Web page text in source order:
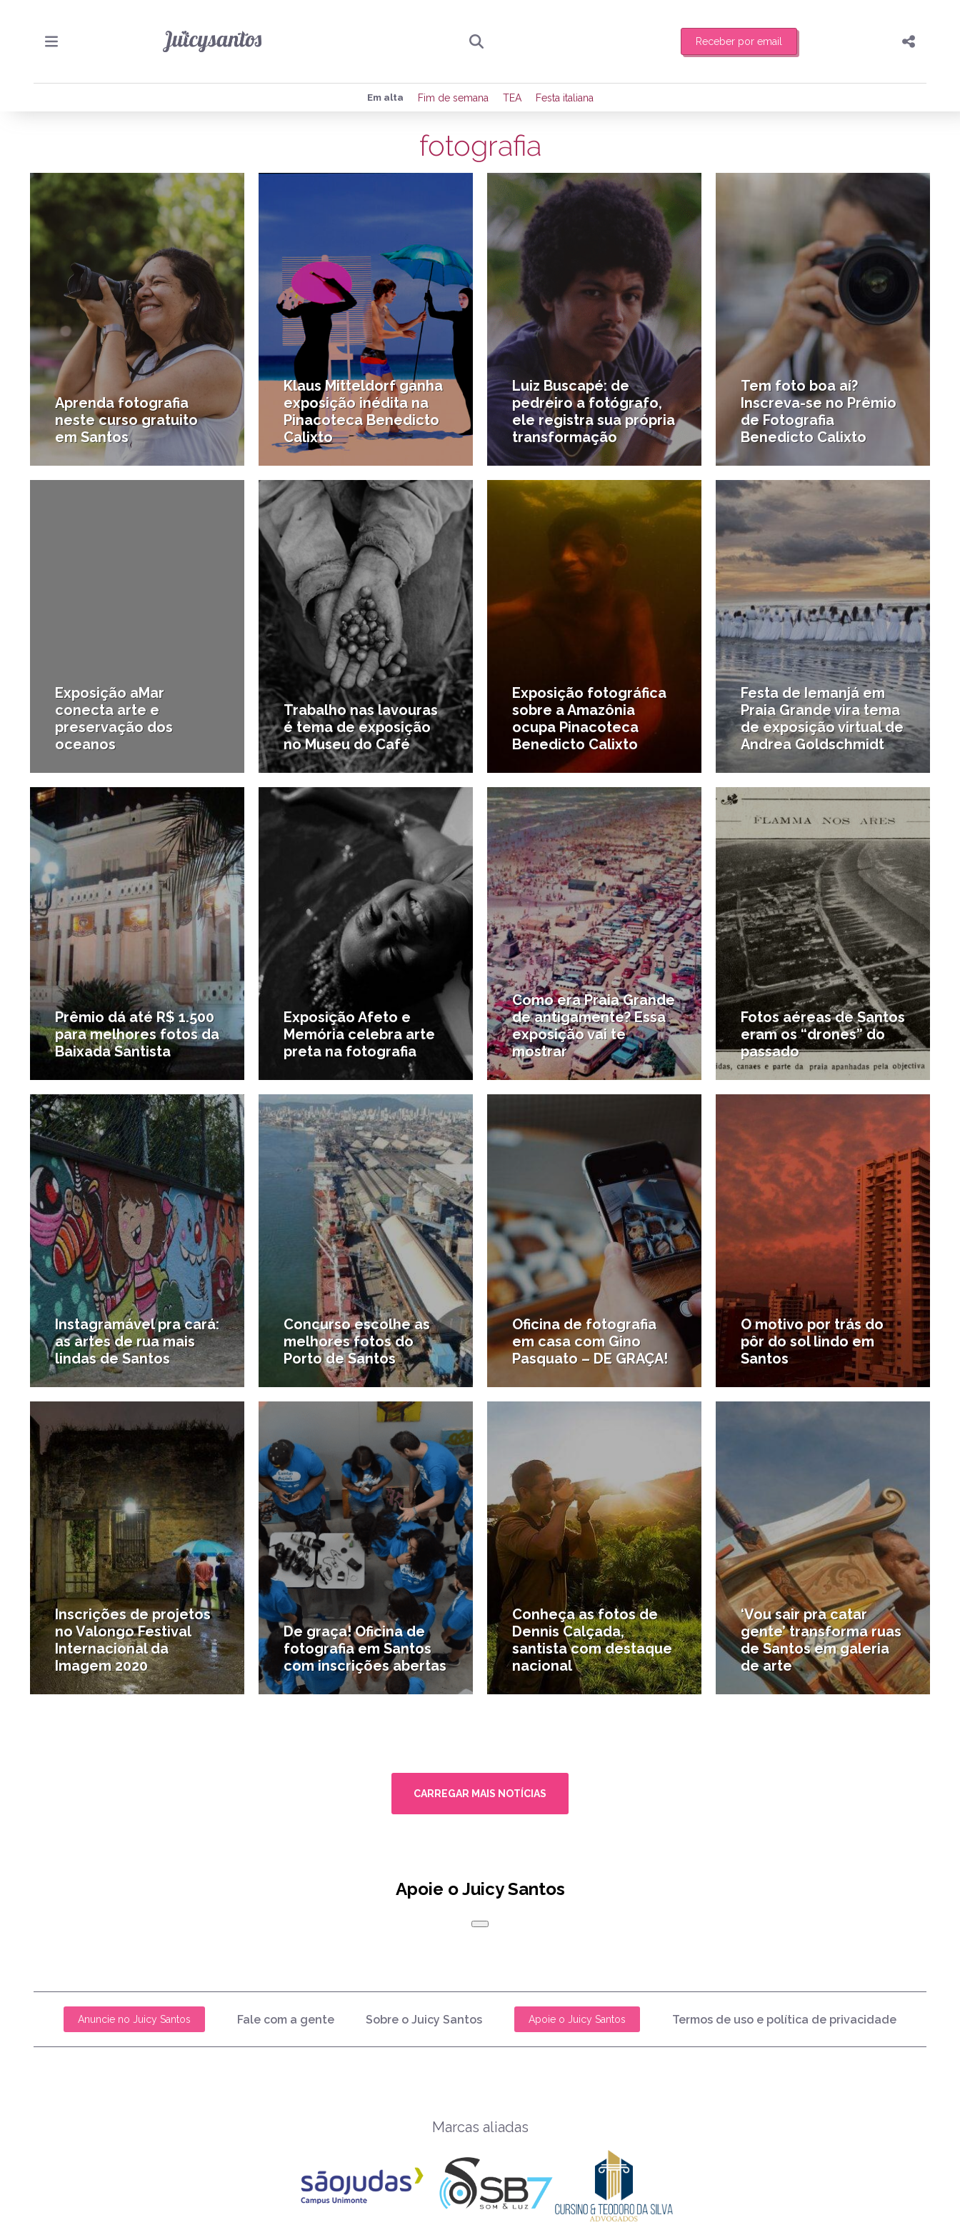
Receber por email
Preencha seus dados para receber toda sexta-feira de manhã o resumo
de eventos e notícias da região.
Quero receber novidades
Compartilhar
Publicar no Facebook
Publicar no X
Em alta Fim de semana TEA Festa italiana
fotografia
Aprenda fotografia
neste curso gratuito
em Santos
Klaus Mitteldorf ganha
exposição inédita na
Pinacoteca Benedicto
Calixto
Luiz Buscapé: de
pedreiro a fotógrafo,
ele registra sua própria
transformação
Tem foto boa aí?
Inscreva-se no Prêmio
de Fotografia
Benedicto Calixto
4/06/2025
Exposição aMar
conecta arte e
preservação dos
oceanos
23/04/2025
Trabalho nas lavouras
é tema de exposição
no Museu do Café
12/03/2025
Exposição fotográfica
sobre a Amazônia
ocupa Pinacoteca
Benedicto Calixto
2/12/2024
Festa de Iemanjá em
Praia Grande vira tema
de exposição virtual de
Andrea Goldschmidt
25/10/2024
Prêmio dá até R$ 1.500
para melhores fotos da
Baixada Santista
2/09/2024
Exposição Afeto e
Memória celebra arte
preta na fotografia
26/08/2024
Como era Praia Grande
de antigamente? Essa
exposição vai te
mostrar
3/05/2023
Fotos aéreas de Santos
eram os “drones” do
passado
2/03/2021
Instagramável pra cará:
as artes de rua mais
lindas de Santos
18/01/2021
Concurso escolhe as
melhores fotos do
Porto de Santos
5/06/2020
Oficina de fotografia
em casa com Gino
Pasquato – DE GRAÇA!
15/04/2020
O motivo por trás do
pôr do sol lindo em
Santos
8/03/2020
Inscrições de projetos
no Valongo Festival
Internacional da
Imagem 2020
24/02/2020
De graça! Oficina de
fotografia em Santos
com inscrições abertas
20/11/2019
Conheça as fotos de
Dennis Calçada,
santista com destaque
nacional
22/09/2019
‘Vou sair pra catar
gente’ transforma ruas
de Santos em galeria
de arte
CARREGAR MAIS NOTÍCIAS
Apoie o Juicy Santos
Anuncie no Juicy Santos Fale com a gente Sobre o Juicy Santos Apoie o Juicy Santos Termos de uso e política de privacidade
Marcas aliadas